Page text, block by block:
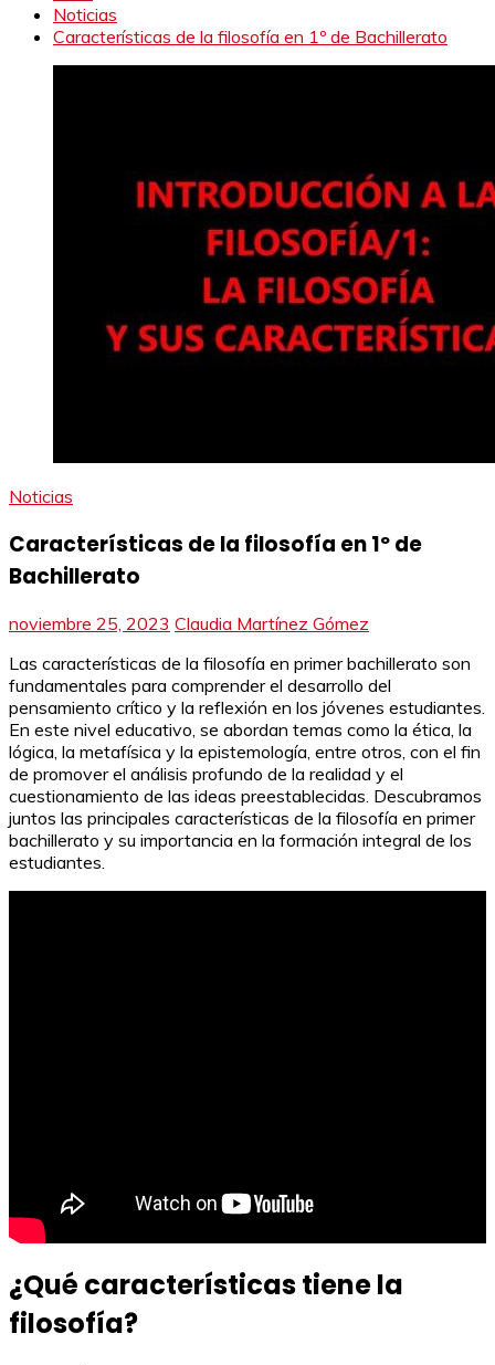
Noticias
Características de la filosofía en 1º de Bachillerato
Noticias
Características de la filosofía en 1º de
Bachillerato
noviembre 25, 2023 Claudia Martínez Gómez
Las características de la filosofía en primer bachillerato son
fundamentales para comprender el desarrollo del
pensamiento crítico y la reflexión en los jóvenes estudiantes.
En este nivel educativo, se abordan temas como la ética, la
lógica, la metafísica y la epistemología, entre otros, con el fin
de promover el análisis profundo de la realidad y el
cuestionamiento de las ideas preestablecidas. Descubramos
juntos las principales características de la filosofía en primer
bachillerato y su importancia en la formación integral de los
estudiantes.
¿Qué características tiene la
filosofía?